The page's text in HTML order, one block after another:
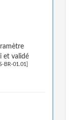
et validé
BR-01.01]